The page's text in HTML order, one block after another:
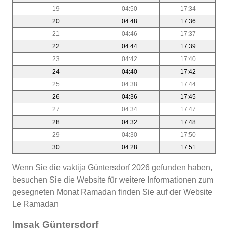
19
04:50
17:34
20
04:48
17:36
21
04:46
17:37
22
04:44
17:39
23
04:42
17:40
24
04:40
17:42
25
04:38
17:44
26
04:36
17:45
27
04:34
17:47
28
04:32
17:48
29
04:30
17:50
30
04:28 17:51
Wenn Sie die vaktija Güntersdorf 2026 gefunden haben,
besuchen Sie die Website für weitere Informationen zum
gesegneten Monat Ramadan finden Sie auf der Website
Le Ramadan
Imsak Güntersdorf